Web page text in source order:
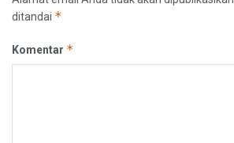
ditandai *
Komentar *